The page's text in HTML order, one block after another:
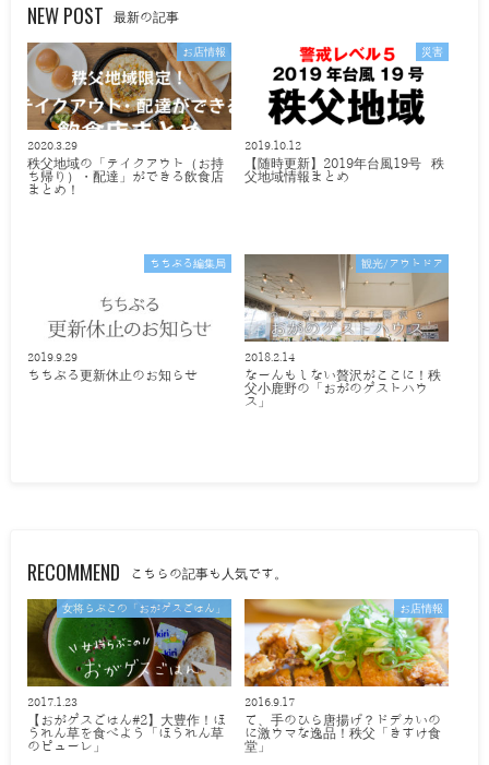
NEW POST 最新の記事
お店情報
2020.3.29
秩父地域の「テイクアウト（お持
ち帰り）・配達」ができる飲食店
まとめ！
災害
2019.10.12
【随時更新】2019年台風19号 秩
父地域情報まとめ
ちちぶる編集局
2019.9.29
ちちぶる更新休止のお知らせ
観光/アウトドア
2018.2.14
なーんもしない贅沢がここに！秩
父小鹿野の「おがのゲストハウ
ス」
RECOMMEND こちらの記事も人気です。
女将らぶこの「おがゲスごはん」
2017.1.23
【おがゲスごはん#2】大豊作！ほ
うれん草を食べよう「ほうれん草
のピューレ」
お店情報
2016.9.17
て、手のひら唐揚げ？ドデカいの
に激ウマな逸品！秩父「きすけ食
堂」